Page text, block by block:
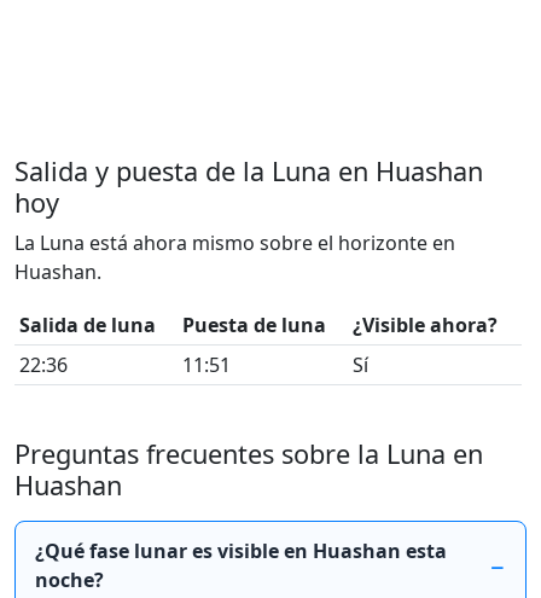
Salida y puesta de la Luna en Huashan
hoy
La Luna está ahora mismo sobre el horizonte en
Huashan.
Salida de luna
Puesta de luna
¿Visible ahora?
22:36
11:51 Sí
Preguntas frecuentes sobre la Luna en
Huashan
¿Qué fase lunar es visible en Huashan esta
noche?